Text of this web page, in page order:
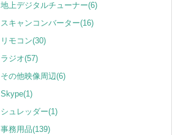
地上デジタルチューナー(6)
スキャンコンバーター(16)
リモコン(30)
ラジオ(57)
その他映像周辺(6)
Skype(1)
シュレッダー(1)
事務用品(139)